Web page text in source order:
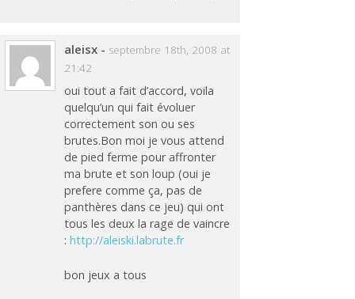
aleisx - septembre 18th, 2008 at
21:42
oui tout a fait d’accord, voila
quelqu’un qui fait évoluer
correctement son ou ses
brutes.Bon moi je vous attend
de pied ferme pour affronter
ma brute et son loup (oui je
prefere comme ça, pas de
panthères dans ce jeu) qui ont
tous les deux la rage de vaincre
:http://aleiski.labrute.fr
bon jeux a tous